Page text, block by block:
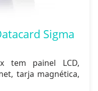
Sigma
tem painel LCD,
tarja magnética,